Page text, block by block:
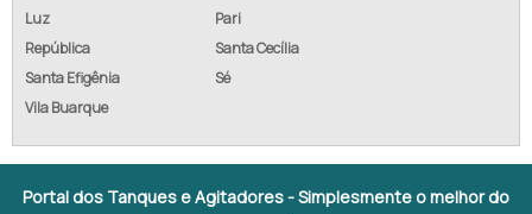
Luz
Pari
República
Santa Cecília
Santa Efigênia
Sé
Vila Buarque
Portal dos Tanques e Agitadores - Simplesmente o melhor do